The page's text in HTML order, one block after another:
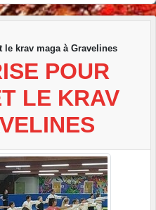
le krav maga à Gravelines
POUR
LE KRAV